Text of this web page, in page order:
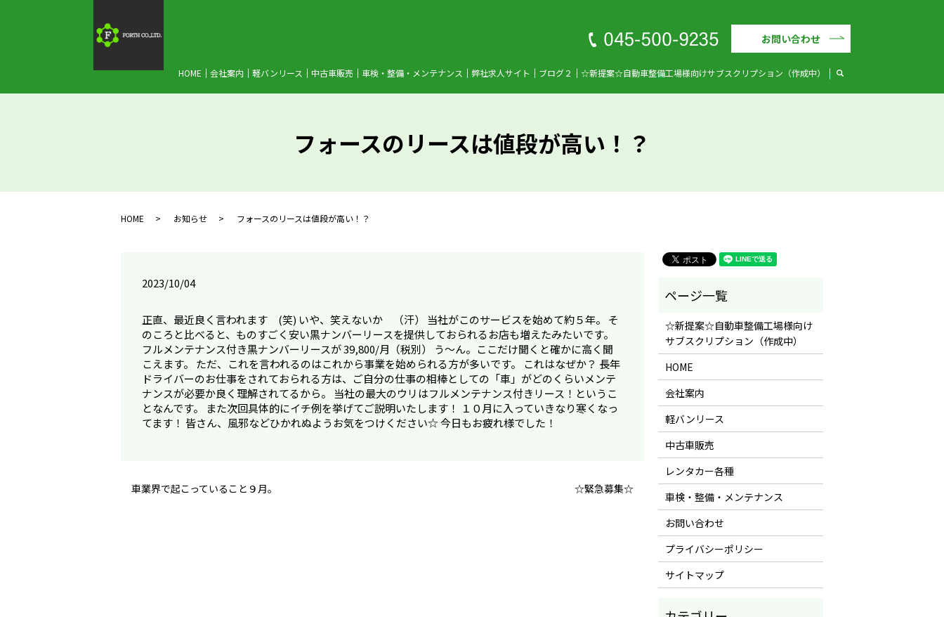
HOME 会社案内 軽バンリース 中古車販売 車検・整備・メンテナンス 弊社求人サイト ブログ２ ☆新提案☆自動車整備工場様向けサブスクリプション（作成中）
お問い合わせ
フォースのリースは値段が高い！？
HOME お知らせ フォースのリースは値段が高い！？
2023/10/04
正直、最近良く言われます (笑) いや、笑えないか （汗） 当社がこのサービスを始めて約５年。 そ
のころと比べると、ものすごく安い黒ナンバーリースを提供しておられるお店も増えたみたいです。
フルメンテナンス付き黒ナンバーリースが 39,800/月（税別） う～ん。ここだけ聞くと確かに高く聞
こえます。 ただ、これを言われるのはこれから事業を始められる方が多いです。 これはなぜか？ 長年
ドライバーのお仕事をされておられる方は、ご自分の仕事の相棒としての「車」がどのくらいメンテ
ナンスが必要か良く理解されてるから。 当社の最大のウリはフルメンテナンス付きリース！というこ
となんです。 また次回具体的にイチ例を挙げてご説明いたします！ １０月に入っていきなり寒くなっ
てます！ 皆さん、風邪などひかれぬようお気をつけください☆ 今日もお疲れ様でした！
車業界で起こっていること９月。 ☆緊急募集☆
☆新提案☆自動車整備工場様向け
サブスクリプション（作成中）
HOME
会社案内
軽バンリース
中古車販売
レンタカー各種
車検・整備・メンテナンス
お問い合わせ
プライバシーポリシー
サイトマップ